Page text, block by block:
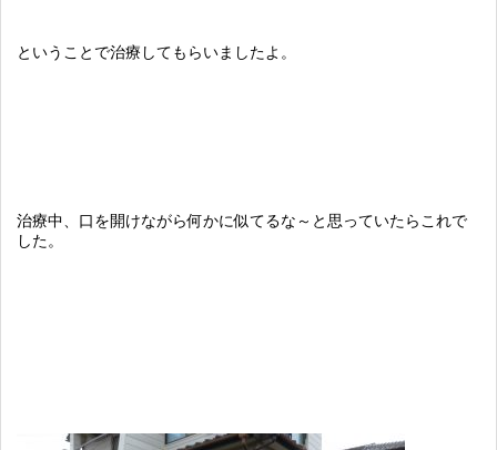
ということで治療してもらいましたよ。
治療中、口を開けながら何かに似てるな～と思っていたらこれで
した。